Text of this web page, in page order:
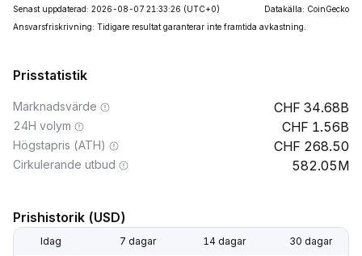
Senast uppdaterad: 2026-08-07 21:33:26 (UTC+0)
Datakälla: CoinGecko
Ansvarsfriskrivning: Tidigare resultat garanterar inte framtida avkastning.
Prisstatistik
Marknadsvärde 34.68B
24H volym 1.56B
Högstapris (ATH) 268.50
Cirkulerande utbud 582.05M
Prishistorik (USD)
Idag 7 dagar 14 dagar 30 dagar